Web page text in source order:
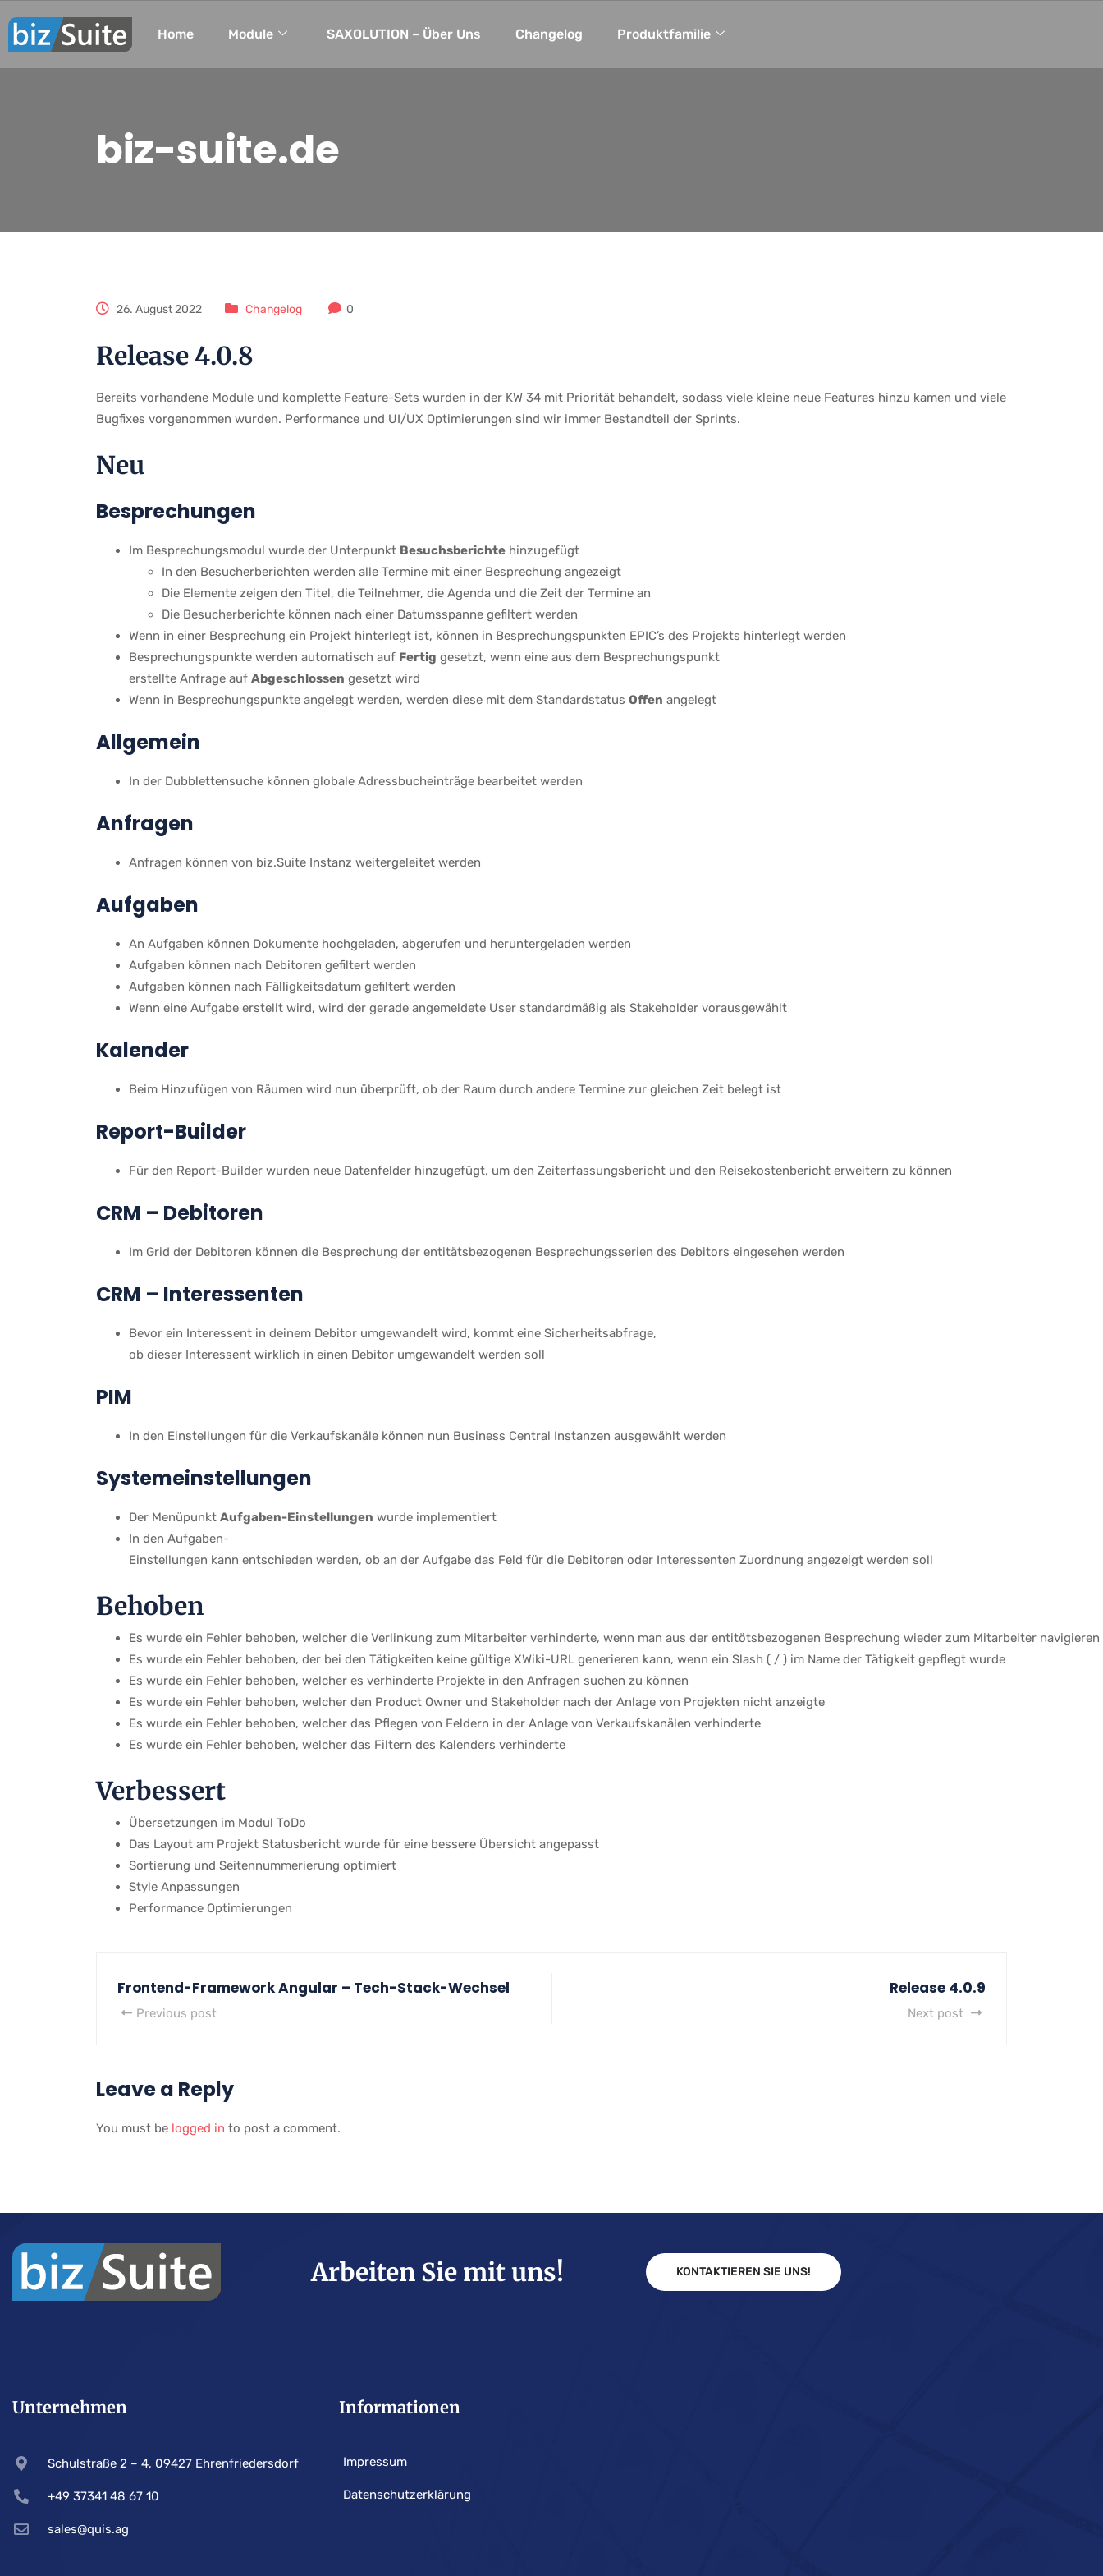
Home Module SAXOLUTION – Über Uns Changelog Produktfamilie
biz-suite.de
26. August 2022 Changelog 0
Release 4.0.8
Bereits vorhandene Module und komplette Feature-Sets wurden in der KW 34 mit Priorität behandelt, sodass viele kleine neue Features hinzu kamen und viele
Bugfixes vorgenommen wurden. Performance und UI/UX Optimierungen sind wir immer Bestandteil der Sprints.
Neu
Besprechungen
Im Besprechungsmodul wurde der Unterpunkt Besuchsberichte hinzugefügt
In den Besucherberichten werden alle Termine mit einer Besprechung angezeigt
Die Elemente zeigen den Titel, die Teilnehmer, die Agenda und die Zeit der Termine an
Die Besucherberichte können nach einer Datumsspanne gefiltert werden
Wenn in einer Besprechung ein Projekt hinterlegt ist, können in Besprechungspunkten EPIC’s des Projekts hinterlegt werden
Besprechungspunkte werden automatisch auf Fertig gesetzt, wenn eine aus dem Besprechungspunkt
erstellte Anfrage auf Abgeschlossen gesetzt wird
Wenn in Besprechungspunkte angelegt werden, werden diese mit dem Standardstatus Offen angelegt
Allgemein
In der Dubblettensuche können globale Adressbucheinträge bearbeitet werden
Anfragen
Anfragen können von biz.Suite Instanz weitergeleitet werden
Aufgaben
An Aufgaben können Dokumente hochgeladen, abgerufen und heruntergeladen werden
Aufgaben können nach Debitoren gefiltert werden
Aufgaben können nach Fälligkeitsdatum gefiltert werden
Wenn eine Aufgabe erstellt wird, wird der gerade angemeldete User standardmäßig als Stakeholder vorausgewählt
Kalender
Beim Hinzufügen von Räumen wird nun überprüft, ob der Raum durch andere Termine zur gleichen Zeit belegt ist
Report-Builder
Für den Report-Builder wurden neue Datenfelder hinzugefügt, um den Zeiterfassungsbericht und den Reisekostenbericht erweitern zu können
CRM – Debitoren
Im Grid der Debitoren können die Besprechung der entitätsbezogenen Besprechungsserien des Debitors eingesehen werden
CRM – Interessenten
Bevor ein Interessent in deinem Debitor umgewandelt wird, kommt eine Sicherheitsabfrage,
ob dieser Interessent wirklich in einen Debitor umgewandelt werden soll
PIM
In den Einstellungen für die Verkaufskanäle können nun Business Central Instanzen ausgewählt werden
Systemeinstellungen
Der Menüpunkt Aufgaben-Einstellungen wurde implementiert
In den Aufgaben-
Einstellungen kann entschieden werden, ob an der Aufgabe das Feld für die Debitoren oder Interessenten Zuordnung angezeigt werden soll
Behoben
Es wurde ein Fehler behoben, welcher die Verlinkung zum Mitarbeiter verhinderte, wenn man aus der entitötsbezogenen Besprechung wieder zum Mitarbeiter
Es wurde ein Fehler behoben, der bei den Tätigkeiten keine gültige XWiki-URL generieren kann, wenn ein Slash ( / ) im Name der Tätigkeit gepflegt wurde
Es wurde ein Fehler behoben, welcher es verhinderte Projekte in den Anfragen suchen zu können
Es wurde ein Fehler behoben, welcher den Product Owner und Stakeholder nach der Anlage von Projekten nicht anzeigte
Es wurde ein Fehler behoben, welcher das Pflegen von Feldern in der Anlage von Verkaufskanälen verhinderte
Es wurde ein Fehler behoben, welcher das Filtern des Kalenders verhinderte
Verbessert
Übersetzungen im Modul ToDo
Das Layout am Projekt Statusbericht wurde für eine bessere Übersicht angepasst
Sortierung und Seitennummerierung optimiert
Style Anpassungen
Performance Optimierungen
Frontend-Framework Angular – Tech-Stack-Wechsel
Previous post
Release 4.0.9
Next post
Leave a Reply
You must be logged in to post a comment.
Arbeiten Sie mit uns! KONTAKTIEREN SIE UNS!
Unternehmen
Schulstraße 2 – 4, 09427 Ehrenfriedersdorf
+49 37341 48 67 10
sales@quis.ag
Informationen
Impressum
Datenschutzerklärung